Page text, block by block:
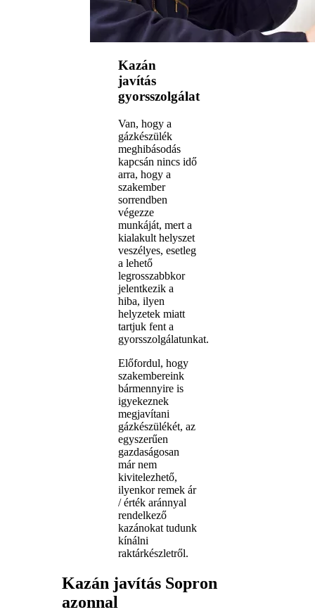
Kazán
javítás
gyorsszolgálat
Van, hogy a
gázkészülék
meghibásodás
kapcsán nincs idő
arra, hogy a
szakember
sorrendben
végezze
munkáját, mert a
kialakult helyszet
veszélyes, esetleg
a lehető
legrosszabbkor
jelentkezik a
hiba, ilyen
helyzetek miatt
tartjuk fent a
gyorsszolgálatunkat.
Előfordul, hogy
szakembereink
bármennyire is
igyekeznek
megjavítani
gázkészülékét, az
egyszerűen
gazdaságosan
már nem
kivitelezhető,
ilyenkor remek ár
/ érték aránnyal
rendelkező
kazánokat tudunk
kínálni
raktárkészletről.
Kazán javítás Sopron
azonnal